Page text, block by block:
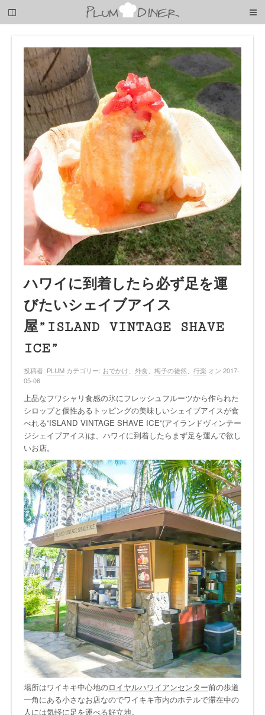
子
ハワイに到着したら必ず足を運
びたいシェイブアイス
屋”ISLAND VINTAGE SHAVE
ICE”
投稿者: PLUM カテゴリー: おでかけ 外食 梅子の徒然 行楽 オン 2017-
05-06
上品なフワシャリ食感の氷にフレッシュフルーツから作られた
シロップと個性あるトッピングの美味しいシェイブアイスが食
べれる”ISLAND VINTAGE SHAVE ICE”(アイランドヴィンテー
ジシェイブアイス)は、ハワイに到着したらまず足を運んで欲し
いお店。
場所はワイキキ中心地のロイヤルハワイアンセンター前の歩道
一角にある小さなお店なのでワイキキ市内のホテルで滞在中の
人には気軽に足を運べる好立地。